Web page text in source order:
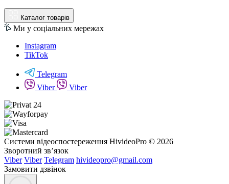
Каталог товарів
Ми у соціальних мережах
Instagram
TikTok
Telegram
Viber
Viber
Системи відеоспостереження HivideoPro © 2026
Зворотний зв’язок
Viber Viber Telegram hivideopro@gmail.com
Замовити дзвінок